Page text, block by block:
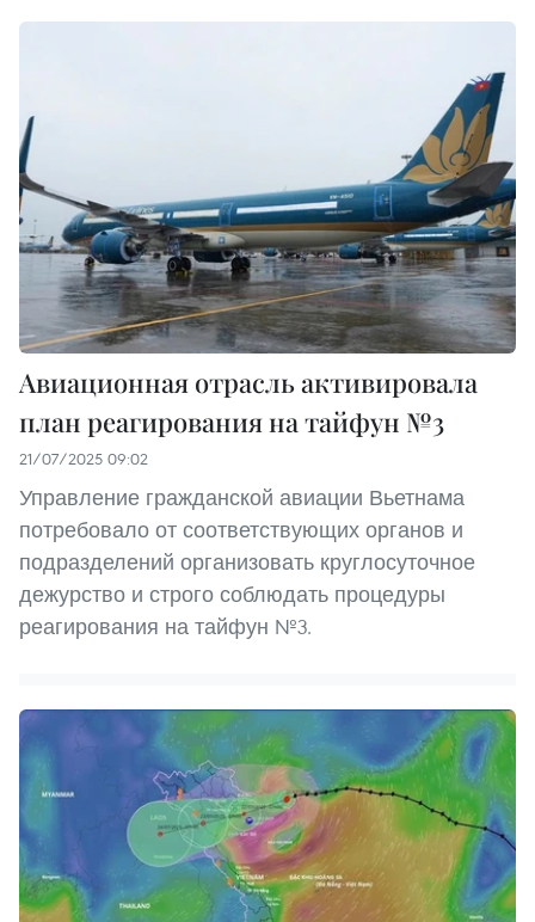
Авиационная отрасль активировала
план реагирования на тайфун №3
21/07/2025 09:02
Управление гражданской авиации Вьетнама
потребовало от соответствующих органов и
подразделений организовать круглосуточное
дежурство и строго соблюдать процедуры
реагирования на тайфун №3.